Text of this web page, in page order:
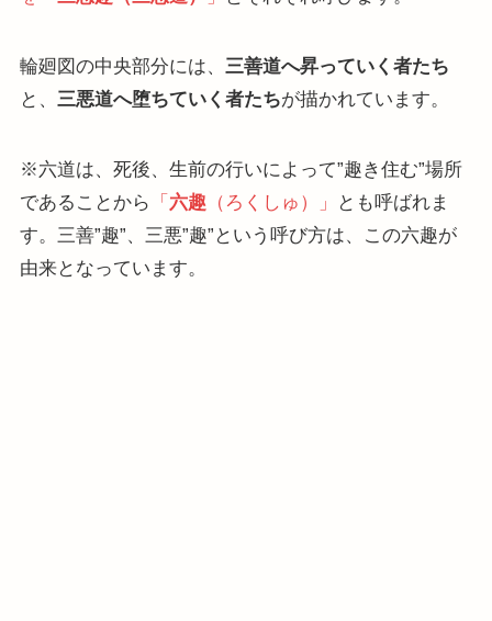
輪廻図の中央部分には、 三善道へ昇っていく者たち
と、 三悪道へ堕ちていく者たちが描かれています。
※六道は、死後、生前の行いによって”趣き住む”場所
であることから
「 六趣（ろくしゅ）」
とも呼ばれま
す。三善”趣”、三悪”趣”という呼び方は、この六趣が
由来となっています。